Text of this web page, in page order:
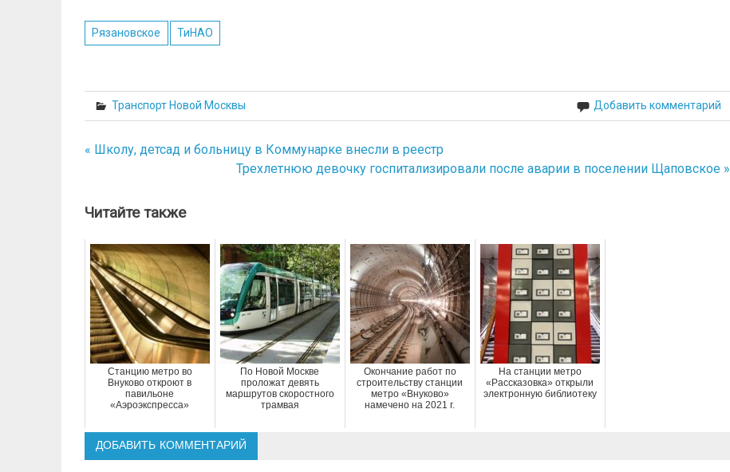
Рязановское ТиНАО
Транспорт Новой Москвы Добавить комментарий
Навигация
записям
« Школу, детсад и больницу в Коммунарке внесли в реестр
Трехлетнюю девочку госпитализировали после аварии в поселении Щаповское »
Читайте также
Станцию метро во
Внуково откроют в
павильоне
«Аэроэкспресса»
По Новой Москве
проложат девять
маршрутов скоростного
трамвая
Окончание работ по
строительству станции
метро «Внуково»
намечено на 2021 г.
На станции метро
«Рассказовка» открыли
электронную библиотеку
ДОБАВИТЬ КОММЕНТАРИЙ